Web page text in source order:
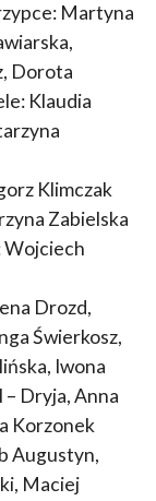
Martyna
Dorota
Klaudia
Klimczak
Zabielska
Wojciech
Drozd,
Świerkosz,
Iwona
– Dryja, Anna
Korzonek
Augustyn,
Maciej